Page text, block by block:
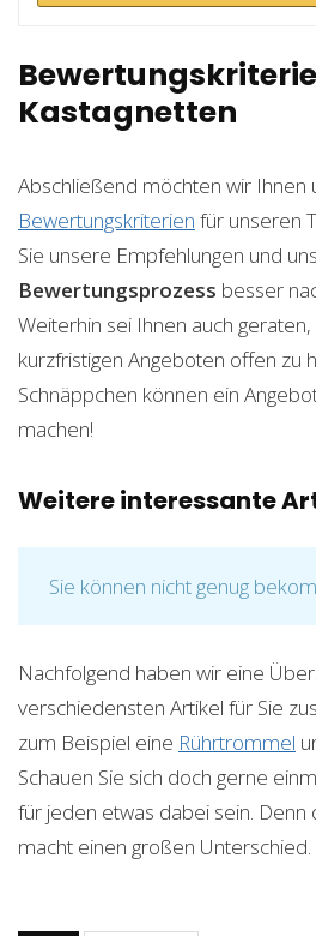
Kastagnetten
Abschließend möchten wir Ihnen
Bewertungskriterien für unseren
Sie unsere Empfehlungen und
Bewertungsprozess besser
Weiterhin sei Ihnen auch
kurzfristigen Angeboten offen zu
Schnäppchen können ein
machen!
Weitere interessante
Sie können nicht genug
Nachfolgend haben wir eine
verschiedensten Artikel für Sie
zum Beispiel eine Rührtrommel
Schauen Sie sich doch gerne
für jeden etwas dabei sein. Denn
macht einen großen Unterschied.